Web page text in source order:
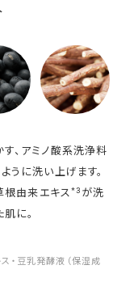
、アミノ酸系洗浄料
うに洗い上げます。
根由来エキス*3 が洗
に。
・豆乳発酵液（保湿成